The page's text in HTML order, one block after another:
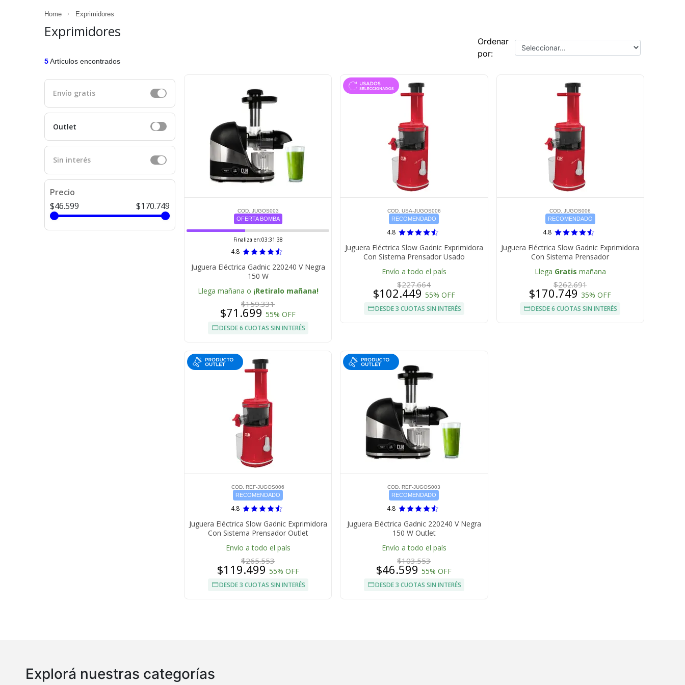
Home Exprimidores
Exprimidores
5Artículos encontrados
Envío gratis
Outlet
Sin interés
Precio
$46.599
$170.749
Ordenar
por:
COD. JUGOS003
OFERTA BOMBA
Finaliza en:03:31:38
4.8
Juguera Eléctrica Gadnic 220240 V Negra
150 W
Llega mañana o ¡Retiralo mañana!
$159.331
$71.699 55% OFF
DESDE 6 CUOTAS SIN INTERÉS
COD. USA-JUGOS006
RECOMENDADO
4.8
Juguera Eléctrica Slow Gadnic Exprimidora
Con Sistema Prensador Usado
Envío a todo el país
$227.664
$102.449 55% OFF
DESDE 3 CUOTAS SIN INTERÉS
COD. JUGOS006
RECOMENDADO
4.8
Juguera Eléctrica Slow Gadnic Exprimidora
Con Sistema Prensador
Llega Gratis mañana
$262.691
$170.749 35% OFF
DESDE 6 CUOTAS SIN INTERÉS
COD. REF-JUGOS006
RECOMENDADO
4.8
Juguera Eléctrica Slow Gadnic Exprimidora
Con Sistema Prensador Outlet
Envío a todo el país
$265.553
$119.499 55% OFF
DESDE 3 CUOTAS SIN INTERÉS
COD. REF-JUGOS003
RECOMENDADO
4.8
Juguera Eléctrica Gadnic 220240 V Negra
150 W Outlet
Envío a todo el país
$103.553
$46.59955% OFF
DESDE 3 CUOTAS SIN INTERÉS
Explorá nuestras categorías